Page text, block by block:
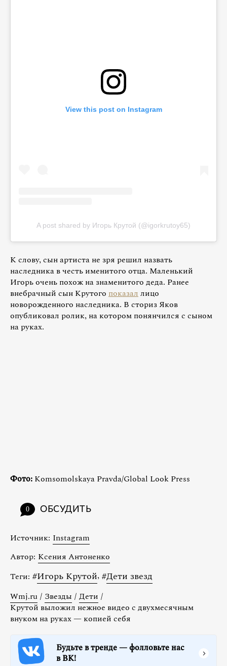
View this post on Instagram
A post shared by Игорь Крутой (@igorkrutoy65)
К слову, сын артиста не зря решил назвать
наследника в честь именитого отца. Маленький
Игорь очень похож на знаменитого деда. Ранее
внебрачный сын Крутого показал лицо
новорожденного наследника. В сториз Яков
опубликовал ролик, на котором понянчился с сыном
на руках.
Фото: Komsomolskaya Pravda/Global Look Press
0 ОБСУДИТЬ
Источник: Instagram
Автор: Ксения Антоненко
Теги: #Игорь Крутой, #Дети звезд
Wmj.ru / Звезды / Дети /
Крутой выложил нежное видео с двухмесячным
внуком на руках — копией себя
Будьте в тренде — фолловьте нас
в ВК!